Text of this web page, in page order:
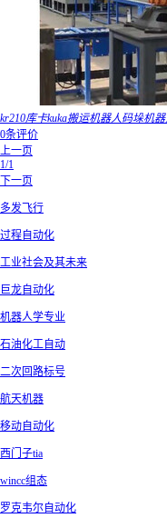
kr210库卡kuka搬运机器人码垛机
0条评价
上一页
1/1
下一页
多发飞行
过程自动化
工业社会及其未来
巨龙自动化
机器人学专业
石油化工自动
二次回路标号
航天机器
移动自动化
西门子tia
wincc组态
罗克韦尔自动化